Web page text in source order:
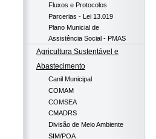
Fluxos e Protocolos
Parcerias - Lei 13.019
Plano Municial de
Assistência Social - PMAS
Agricultura Sustentável e
Abastecimento
Canil Municipal
COMAM
COMSEA
CMADRS
Divisão de Meio Ambiente
SIM/POA